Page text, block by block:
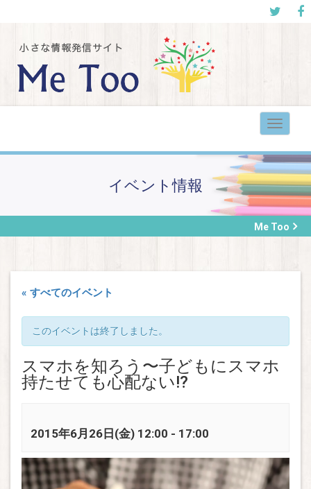
Toggle
イベント情報
Me Too
« すべてのイベント
このイベントは終了しました。
スマホを知ろう〜子どもにスマホ
持たせても心配ない!?
2015年6月26日(金) 12:00 - 17:00